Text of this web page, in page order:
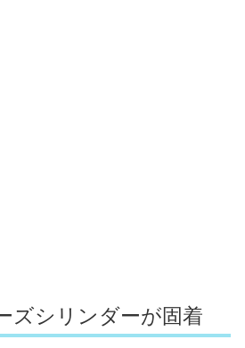
ズシリンダーが固着